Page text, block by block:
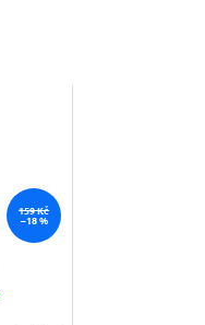
159 Kč
–18 %